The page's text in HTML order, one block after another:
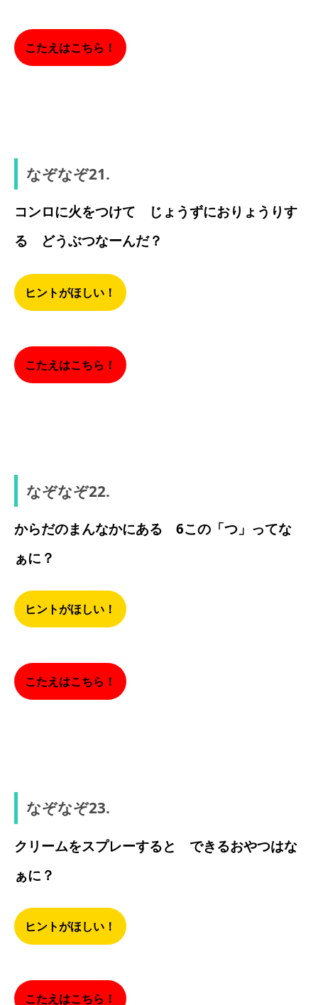
こたえはこちら！
なぞなぞ21.
コンロに火をつけて じょうずにおりょうりす
る どうぶつなーんだ？
ヒントがほしい！
こたえはこちら！
なぞなぞ22.
からだのまんなかにある 6この「つ」ってな
ぁに？
ヒントがほしい！
こたえはこちら！
なぞなぞ23.
クリームをスプレーすると できるおやつはな
ぁに？
ヒントがほしい！
こたえはこちら！